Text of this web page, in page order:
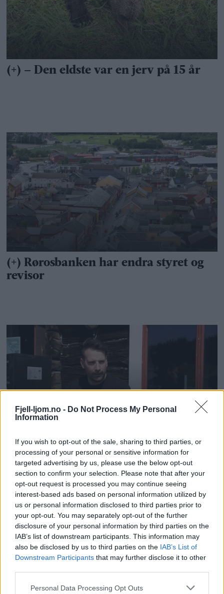
Fjell-ljom.no - Do Not Process My Personal
Information
If you wish to opt-out of the sale, sharing to third parties, or
processing of your personal or sensitive information for
targeted advertising by us, please use the below opt-out
section to confirm your selection. Please note that after your
opt-out request is processed you may continue seeing
interest-based ads based on personal information utilized by
us or personal information disclosed to third parties prior to
your opt-out. You may separately opt-out of the further
disclosure of your personal information by third parties on the
IAB’s list of downstream participants. This information may
also be disclosed by us to third parties on the IAB’s List of
Downstream Participants that may further disclose it to other
Personal Data Processing Opt Outs